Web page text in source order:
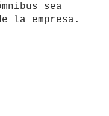
sea